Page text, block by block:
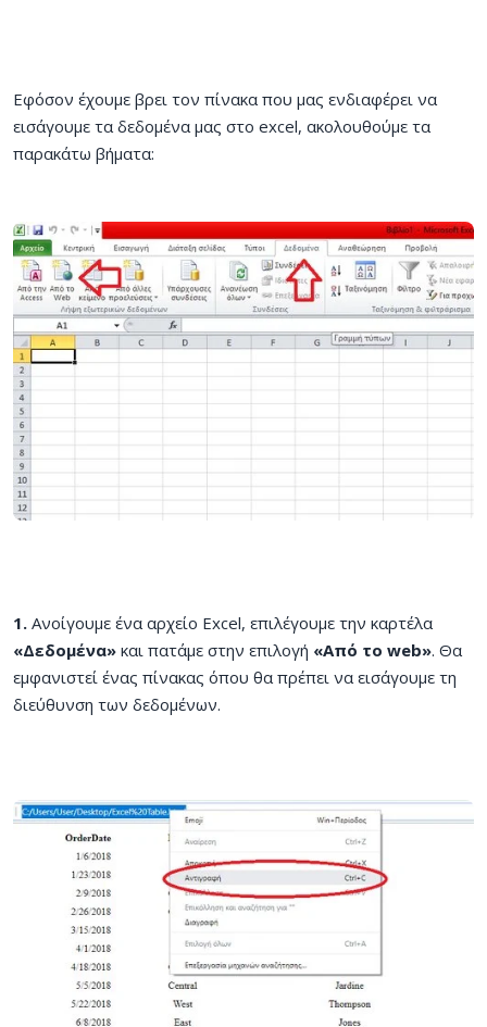
Εφόσον έχουμε βρει τον πίνακα που μας ενδιαφέρει να
εισάγουμε τα δεδομένα μας στο excel, ακολουθούμε τα
παρακάτω βήματα:
1. Ανοίγουμε ένα αρχείο Excel, επιλέγουμε την καρτέλα
«Δεδομένα» και πατάμε στην επιλογή «Από το web». Θα
εμφανιστεί ένας πίνακας όπου θα πρέπει να εισάγουμε τη
διεύθυνση των δεδομένων.